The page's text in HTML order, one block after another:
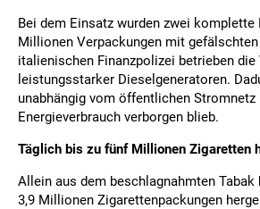
Bei dem Einsatz wurden zwei
Millionen Verpackungen mit
italienischen Finanzpolizei betrieben
leistungsstarker Dieselgeneratoren.
unabhängig vom öffentlichen
Energieverbrauch verborgen blieb.
Täglich bis zu fünf Millionen Zigaretten
Allein aus dem beschlagnahmten
3,9 Millionen Zigarettenpackungen